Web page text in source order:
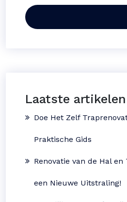
Laatste artikelen
Doe Het Zelf
Praktische Gids
Renovatie van de Hal en
een Nieuwe Uitstraling!